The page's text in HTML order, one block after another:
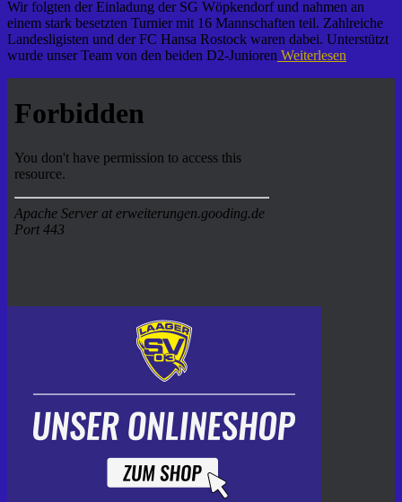
Wir folgten der Einladung der SG Wöpkendorf und nahmen an
einem stark besetzten Turnier mit 16 Mannschaften teil. Zahlreiche
Landesligisten und der FC Hansa Rostock waren dabei. Unterstützt
wurde unser Team von den beiden D2-Junioren Weiterlesen